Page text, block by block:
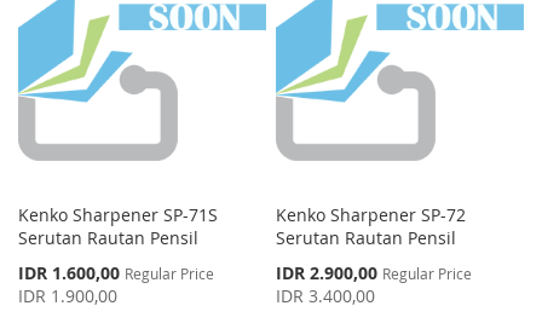
Kenko Sharpener SP-71S
Serutan Rautan Pensil
Special
Price
IDR 1.600,00 Regular Price
IDR 1.900,00
Kenko Sharpener SP-72
Serutan Rautan Pensil
Special
Price
IDR 2.900,00 Regular Price
IDR 3.400,00